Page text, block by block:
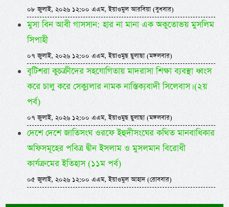
০৮ জুলাই, ২০২৬ ১২:০০ এএম, ইয়াওমুল আরবিয়া (বুধবার)
মুসা বিন আবী গাসসান: হার না মানা এক অকুতোভয় মুসলিম
সিপাহী
০৭ জুলাই, ২০২৬ ১২:০০ এএম, ইয়াওমুছ ছুলাছা (মঙ্গলবার)
বৃটিশরা কুচক্রীদের সহযোগিতায় মাদরাসা শিক্ষা ব্যবস্থা ধ্বংস
করে চালু করে সেক্যুলার নামক নাস্তিক্যবাদী সিলেবাস। (২য়
পর্ব)
০৭ জুলাই, ২০২৬ ১২:০০ এএম, ইয়াওমুছ ছুলাছা (মঙ্গলবার)
দেশে দেশে জাতিসংঘ ওরফে ইহুদীসংঘের কথিত মানবাধিকার
অফিসমূহের পবিত্র দ্বীন ইসলাম ও মুসলমান বিরোধী
কার্যক্রমের ইতিহাস (১১ম পর্ব)
০৫ জুলাই, ২০২৬ ১২:০০ এএম, ইয়াওমুল আহাদ (রোববার)